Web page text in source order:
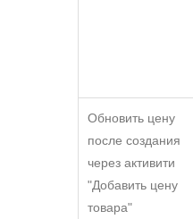
Обновить цену
после создания
через активити
"Добавить цену
товара"